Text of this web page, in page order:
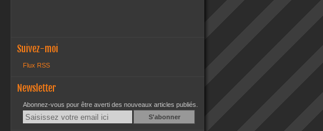
Suivez-moi
Flux RSS
Newsletter
Abonnez-vous pour être averti des nouveaux articles publiés.
Email